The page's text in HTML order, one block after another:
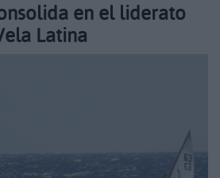
en el liderato
Latina